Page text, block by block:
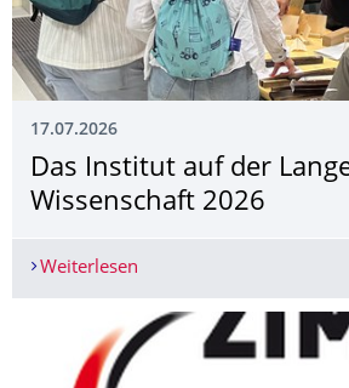
17.07.2026
Das Institut auf der
Wissenschaft 2026
Weiterlesen